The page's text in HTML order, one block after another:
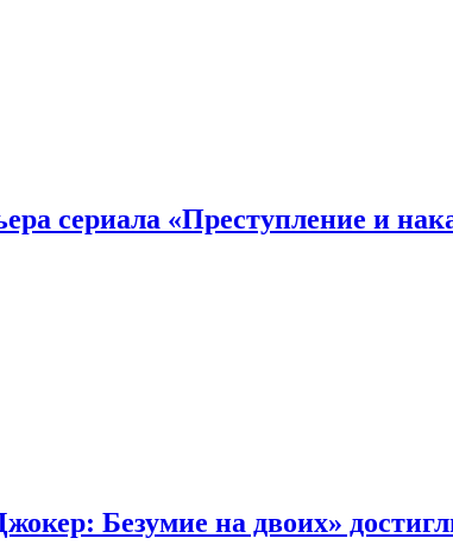
сериала «Преступление и
Безумие на двоих»